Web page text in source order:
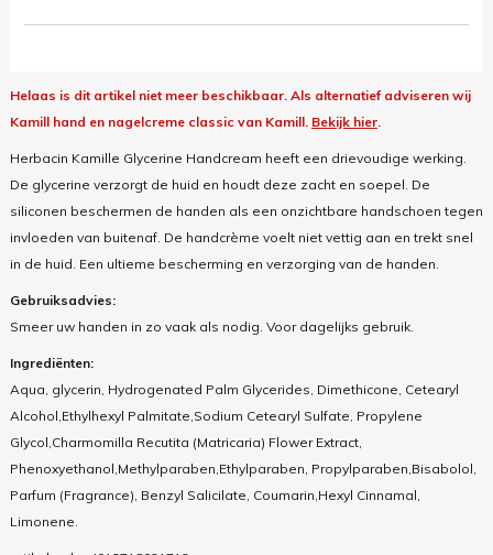
Helaas is dit artikel niet meer beschikbaar. Als alternatief adviseren wij
Kamill hand en nagelcreme classic van Kamill. Bekijk hier.
Herbacin Kamille Glycerine Handcream heeft een drievoudige werking.
De glycerine verzorgt de huid en houdt deze zacht en soepel. De
siliconen beschermen de handen als een onzichtbare handschoen tegen
invloeden van buitenaf. De handcrème voelt niet vettig aan en trekt snel
in de huid. Een ultieme bescherming en verzorging van de handen.
Gebruiksadvies:
Smeer uw handen in zo vaak als nodig. Voor dagelijks gebruik.
Ingrediënten:
Aqua, glycerin, Hydrogenated Palm Glycerides, Dimethicone, Cetearyl
Alcohol,Ethylhexyl Palmitate,Sodium Cetearyl Sulfate, Propylene
Glycol,Charmomilla Recutita (Matricaria) Flower Extract,
Phenoxyethanol,Methylparaben,Ethylparaben, Propylparaben,Bisabolol,
Parfum (Fragrance), Benzyl Salicilate, Coumarin,Hexyl Cinnamal,
Limonene.